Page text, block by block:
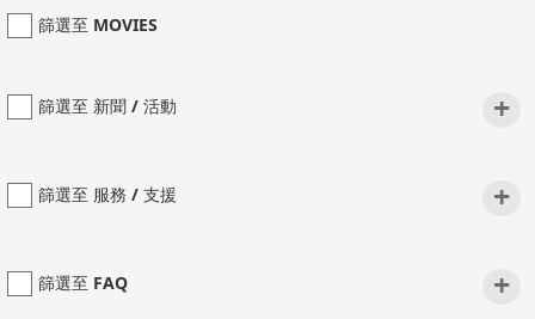
篩選至 MOVIES
篩選至 新聞 / 活動 +
篩選至 服務 / 支援 +
篩選至 FAQ +